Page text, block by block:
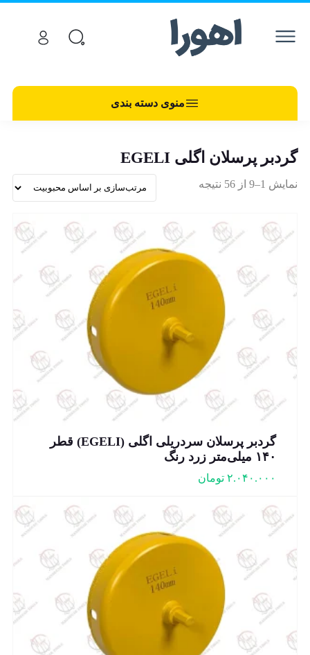
منوی دسته بندی
گردبر پرسلان اگلی EGELI
نمایش 1–9 از 56 نتیجه
گردبر پرسلان سردریلی اگلی (EGELI) قطر
۱۴۰ میلی‌متر زرد رنگ
۲.۰۴۰.۰۰۰ تومان